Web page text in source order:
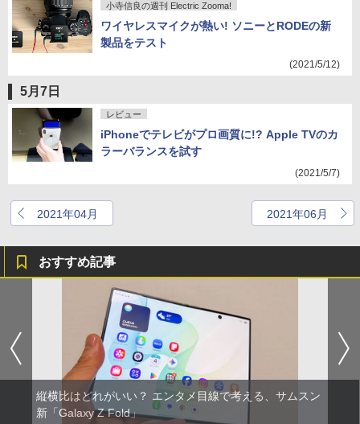
小寺信良の週刊 Electric Zooma!
ワイヤレスマイクが熱い! ソニーとRODEの新
製品をテスト
(2021/5/12)
5月7日
レビュー
iPhoneでテレビがプロ画質に!? Apple TVのカ
ラーバランスを試す
(2021/5/7)
2021年04月 2021年06月
おすすめ記事
縦横比はどれがいい？ エンタメ目線で考える、サムスン
新「Galaxy Z Fold」